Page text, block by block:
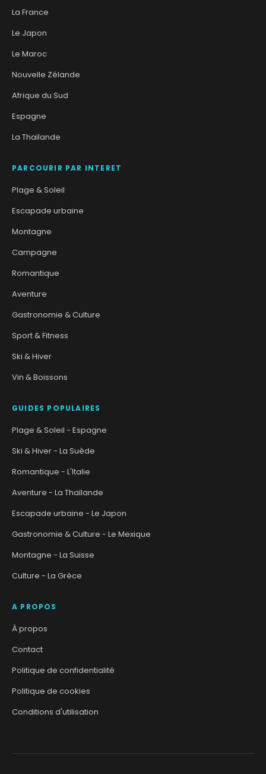
La France
Le Japon
Le Maroc
Nouvelle Zélande
Afrique du Sud
Espagne
La Thaïlande
PARCOURIR PAR INTERET
Plage & Soleil
Escapade urbaine
Montagne
Campagne
Romantique
Aventure
Gastronomie & Culture
Sport & Fitness
Ski & Hiver
Vin & Boissons
GUIDES POPULAIRES
Plage & Soleil - Espagne
Ski & Hiver - La Suède
Romantique - L'Italie
Aventure - La Thaïlande
Escapade urbaine - Le Japon
Gastronomie & Culture - Le Mexique
Montagne - La Suisse
Culture - La Grèce
A PROPOS
À propos
Contact
Politique de confidentialité
Politique de cookies
Conditions d'utilisation